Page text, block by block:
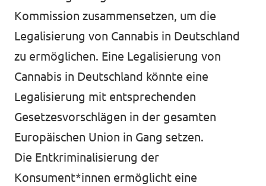
Kommission zusammensetzen, um die
Legalisierung von Cannabis in Deutschland
zu ermöglichen. Eine Legalisierung von
Cannabis in Deutschland könnte eine
Legalisierung mit entsprechenden
Gesetzesvorschlägen in der gesamten
Europäischen Union in Gang setzen.
Die Entkriminalisierung der
Konsument*innen ermöglicht eine